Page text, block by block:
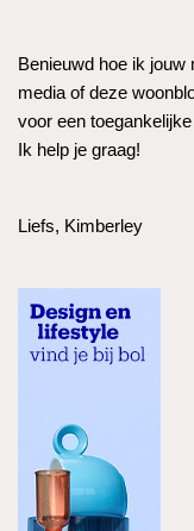
Benieuwd hoe ik
media of deze
voor een
Ik help je graag!
Liefs, Kimberley